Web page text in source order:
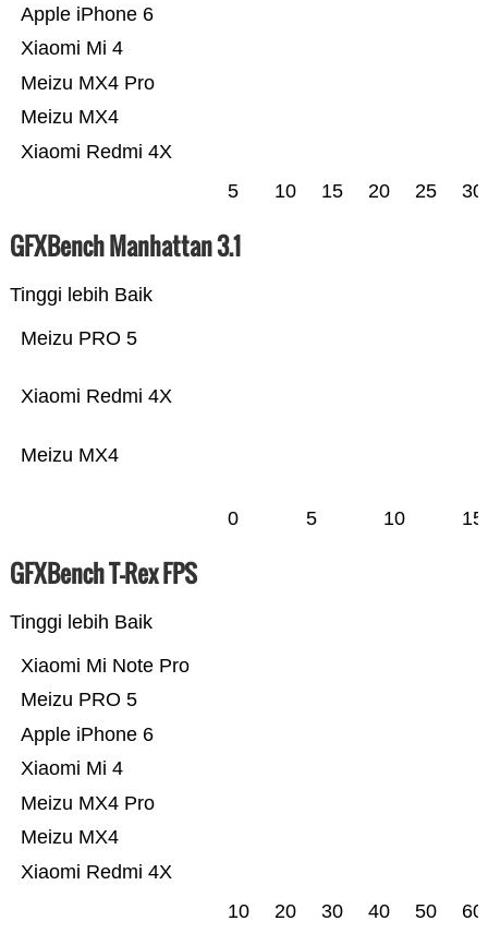
Xiaomi Redmi 4X
Meizu MX4
Meizu MX4 Pro
Xiaomi Mi 4
Apple iPhone 6
5 10 15 20 25 30
GFXBench Manhattan 3.1
Tinggi lebih Baik
Meizu MX4
Xiaomi Redmi 4X
Meizu PRO 5
0 5 10 15
GFXBench T-Rex FPS
Tinggi lebih Baik
Xiaomi Redmi 4X
Meizu MX4
Meizu MX4 Pro
Xiaomi Mi 4
Apple iPhone 6
Meizu PRO 5
Xiaomi Mi Note Pro
10 20 30 40 50 60